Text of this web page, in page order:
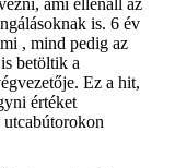
ami ellenáll az
is. 6 év
, mind pedig az
betöltik a
Ez a hit,
értéket